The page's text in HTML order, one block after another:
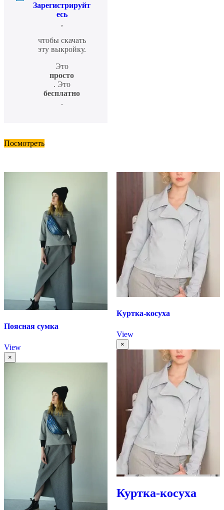
Зарегистрируйт
есь
,
чтобы скачать
эту выкройку.
Это
просто
. Это
бесплатно
.
Посмотреть
Поясная сумка
View
×
Куртка-косуха
View
×
Куртка-косуха